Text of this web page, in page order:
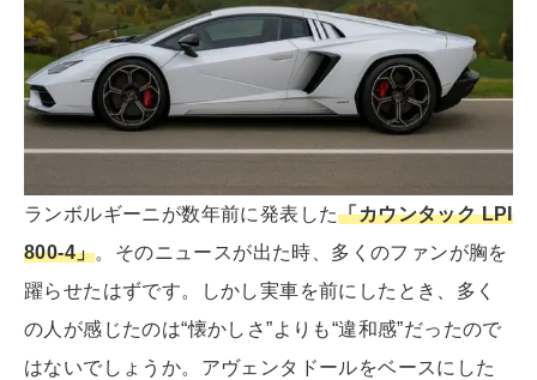
ランボルギーニが数年前に発表した「カウンタック LPI
800-4」。そのニュースが出た時、多くのファンが胸を
躍らせたはずです。しかし実車を前にしたとき、多く
の人が感じたのは“懐かしさ”よりも“違和感”だったので
はないでしょうか。アヴェンタドールをベースにした